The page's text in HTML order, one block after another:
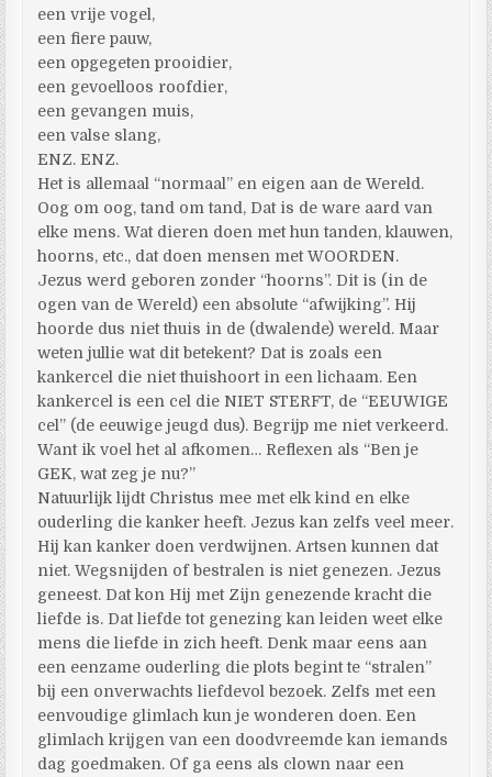
een vrije vogel,
een fiere pauw,
een opgegeten prooidier,
een gevoelloos roofdier,
een gevangen muis,
een valse slang,
ENZ. ENZ.
Het is allemaal “normaal” en eigen aan de Wereld.
Oog om oog, tand om tand, Dat is de ware aard van
elke mens. Wat dieren doen met hun tanden, klauwen,
hoorns, etc., dat doen mensen met WOORDEN.
Jezus werd geboren zonder “hoorns”. Dit is (in de
ogen van de Wereld) een absolute “afwijking”. Hij
hoorde dus niet thuis in de (dwalende) wereld. Maar
weten jullie wat dit betekent? Dat is zoals een
kankercel die niet thuishoort in een lichaam. Een
kankercel is een cel die NIET STERFT, de “EEUWIGE
cel” (de eeuwige jeugd dus). Begrijp me niet verkeerd.
Want ik voel het al afkomen… Reflexen als “Ben je
GEK, wat zeg je nu?”
Natuurlijk lijdt Christus mee met elk kind en elke
ouderling die kanker heeft. Jezus kan zelfs veel meer.
Hij kan kanker doen verdwijnen. Artsen kunnen dat
niet. Wegsnijden of bestralen is niet genezen. Jezus
geneest. Dat kon Hij met Zijn genezende kracht die
liefde is. Dat liefde tot genezing kan leiden weet elke
mens die liefde in zich heeft. Denk maar eens aan
een eenzame ouderling die plots begint te “stralen”
bij een onverwachts liefdevol bezoek. Zelfs met een
eenvoudige glimlach kun je wonderen doen. Een
glimlach krijgen van een doodvreemde kan iemands
dag goedmaken. Of ga eens als clown naar een